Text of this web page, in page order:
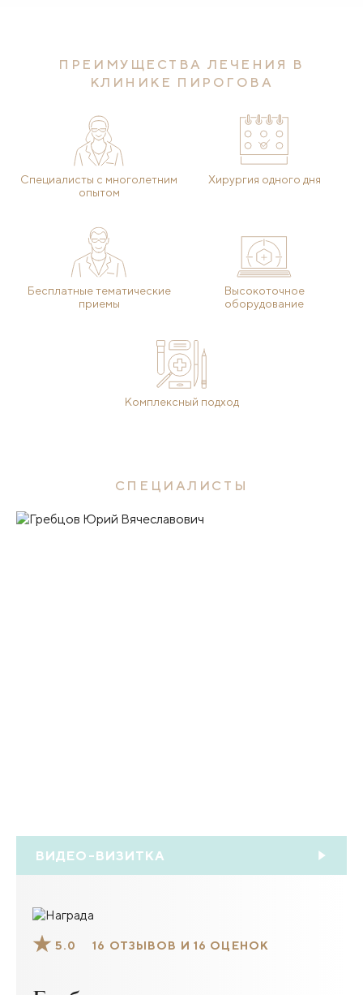
ПРЕИМУЩЕСТВА ЛЕЧЕНИЯ В
КЛИНИКЕ ПИРОГОВА
Специалисты с многолетним
опытом
Хирургия одного дня
Бесплатные тематические
приемы
Высокоточное
оборудование
Комплексный подход
СПЕЦИАЛИСТЫ
ВИДЕО-ВИЗИТКА
5.0 16 ОТЗЫВОВ И 16 ОЦЕНОК